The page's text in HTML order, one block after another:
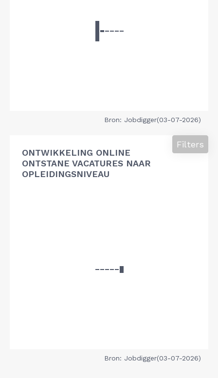
Bron: Jobdigger(03-07-2026)
ONTWIKKELING ONLINE
ONTSTANE VACATURES NAAR
OPLEIDINGSNIVEAU
Filters
Bron: Jobdigger(03-07-2026)